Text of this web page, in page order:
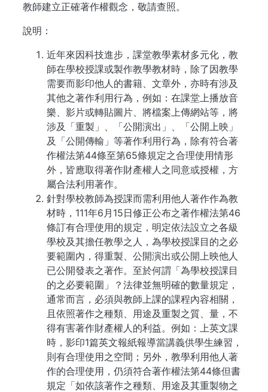
教師建立正確著作權觀念，敬請查照。
說明：
近年來因科技進步，課堂教學素材多元化，教
師在學校授課或製作教學教材時，除了因教學
需要而影印他人的書籍、文章外，亦時有涉及
其他之著作利用行為，例如：在課堂上播放音
樂、影片或轉貼圖片、將檔案上傳網站等，將
涉及「重製」、「公開演出」、「公開上映」
及「公開傳輸」等著作利用行為，除有符合著
作權法第44條至第65條規定之合理使用情形
外，皆應取得著作財產權人之同意或授權，方
屬合法利用著作。
針對學校教師為授課而需利用他人著作作為教
材時，111年6月15日修正公布之著作權法第46
條訂有合理使用的規定，明定依法設立之各級
學校及其擔任教學之人，為學校授課目的之必
要範圍內，得重製、公開演出或公開上映他人
已公開發表之著作。至於何謂「為學校授課目
的之必要範圍」？法律並無明確的數量規定，
通常而言，必須與教師上課的課程內容相關，
且依照著作之種類、用途及重製之質、量，不
得有害著作財產權人的利益。例如：上英文課
時，影印1篇英文報紙報導當講義供學生練習，
則有合理使用之空間；另外，教學利用他人著
作的合理使用，仍須符合著作權法第44條但書
規定「如依該著作之種類、用途及其重製物之